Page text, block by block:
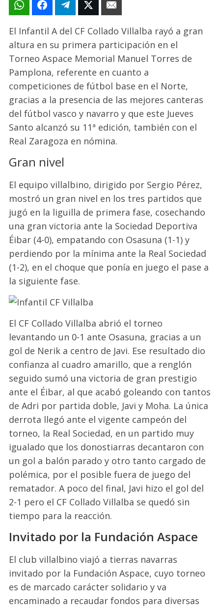
El Infantil A del CF Collado Villalba rayó a gran
altura en su primera participación en el
Torneo Aspace Memorial Manuel Torres de
Pamplona, referente en cuanto a
competiciones de fútbol base en el Norte,
gracias a la presencia de las mejores canteras
del fútbol vasco y navarro y que este Jueves
Santo alcanzó su 11ª edición, también con el
Real Zaragoza en nómina.
Gran nivel
El equipo villalbino, dirigido por Sergio Pérez,
mostró un gran nivel en los tres partidos que
jugó en la liguilla de primera fase, cosechando
una gran victoria ante la Sociedad Deportiva
Éibar (4-0), empatando con Osasuna (1-1) y
perdiendo por la mínima ante la Real Sociedad
(1-2), en el choque que ponía en juego el pase a
la siguiente fase.
El CF Collado Villalba abrió el torneo
levantando un 0-1 ante Osasuna, gracias a un
gol de Nerik a centro de Javi. Ese resultado dio
confianza al cuadro amarillo, que a renglón
seguido sumó una victoria de gran prestigio
ante el Éibar, al que acabó goleando con tantos
de Adri por partida doble, Javi y Moha. La única
derrota llegó ante el vigente campeón del
torneo, la Real Sociedad, en un partido muy
igualado que los donostiarras decantaron con
un gol a balón parado y otro tanto cargado de
polémica, por el posible fuera de juego del
rematador. A poco del final, Javi hizo el gol del
2-1 pero el CF Collado Villalba se quedó sin
tiempo para la reacción.
Invitado por la Fundación Aspace
El club villalbino viajó a tierras navarras
invitado por la Fundación Aspace, cuyo torneo
es de marcado carácter solidario y va
encaminado a recaudar fondos para diversas